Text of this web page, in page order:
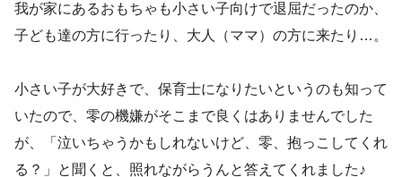
我が家にあるおもちゃも小さい子向けで退屈だったのか、
子ども達の方に行ったり、大人（ママ）の方に来たり…。
小さい子が大好きで、保育士になりたいというのも知って
いたので、零の機嫌がそこまで良くはありませんでした
が、「泣いちゃうかもしれないけど、零、抱っこしてくれ
る？」と聞くと、照れながらうんと答えてくれました♪